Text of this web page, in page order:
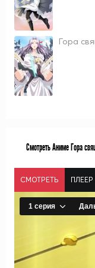
Гора
Смотреть Аниме Гора
СМОТРЕТЬ ПЛЕЕР